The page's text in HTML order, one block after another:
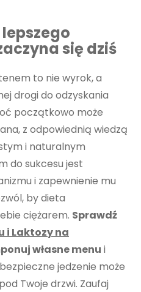
się dziś
to nie wyrok, a
drogi do odzyskania
początkowo może
z odpowiednią wiedzą
i naturalnym
do sukcesu jest
i zapewnienie mu
by dieta
ciężarem. Sprawdź
i Laktozy na
własne menu i
jedzenie może
Twoje drzwi. Zaufaj